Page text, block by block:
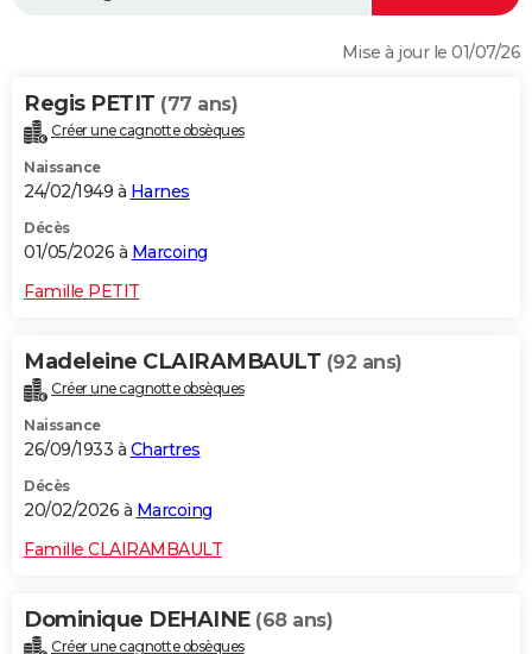
Alimentation
Guide de la santé
Maladies
Médicaments
Sommeil
VOYAGE
Destinations
City break
Voyage nature
Voyage de noces
Forum
Climat
+PHOTO
GUIDES D'ACHAT
Carte de Noël
Carte Bonne année
Carte Saint-Valentin
Carte Pâques
Carte d'anniversaire
DICTIONNAIRE
Dictionnaire
Biographies
Citations
Expressions
Proverbes
PROGRAMME TV
S'inscrire
Se connecter
Lycées
Collèges
Primaires
Universités
Entreprises
Service militaire
Avis de recherche
AVIS DE DÉCÈS
FORUM
Bricolage
Television
Mise à jour le 01/07/26
Regis PETIT (77 ans)
Créer une cagnotte obsèques
Naissance
24/02/1949 à Harnes
Décès
01/05/2026 à Marcoing
Famille PETIT
Madeleine CLAIRAMBAULT (92 ans)
Créer une cagnotte obsèques
Naissance
26/09/1933 à Chartres
Décès
20/02/2026 à Marcoing
Famille CLAIRAMBAULT
Dominique DEHAINE (68 ans)
Créer une cagnotte obsèques